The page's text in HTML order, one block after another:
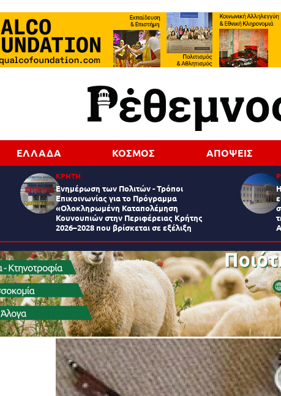
ΕΛΛΑΔΑ ΚΟΣΜΟΣ ΑΠΟΨΕΙΣ
ΚΡΗΤΗ
Ενημέρωση των Πολιτών - Τρόποι
Επικοινωνίας για το Πρόγραμμα
«Ολοκληρωμένη Καταπολέμηση
Κουνουπιών στην Περιφέρειας Κρήτης
2026–2028 που βρίσκεται σε εξέλιξη